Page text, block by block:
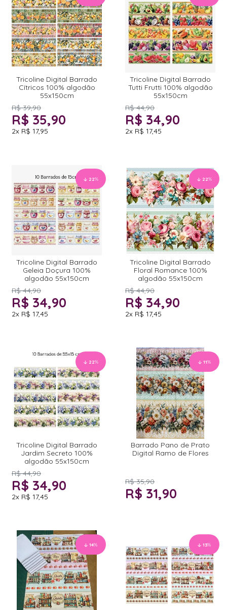
Tricoline Digital Barrado
Cítricos 100% algodão
55x150cm
R$ 39,90
R$ 35,90
2x R$ 17,95
Tricoline Digital Barrado
Tutti Frutti 100% algodão
55x150cm
R$ 44,90
R$ 34,90
2x R$ 17,45
22%
Tricoline Digital Barrado
Geleia Doçura 100%
algodão 55x150cm
R$ 44,90
R$ 34,90
2x R$ 17,45
22%
Tricoline Digital Barrado
Floral Romance 100%
algodão 55x150cm
R$ 44,90
R$ 34,90
2x R$ 17,45
22%
Tricoline Digital Barrado
Jardim Secreto 100%
algodão 55x150cm
R$ 44,90
R$ 34,90
2x R$ 17,45
11%
Barrado Pano de Prato
Digital Ramo de Flores
R$ 35,90
R$ 31,90
14% 13%